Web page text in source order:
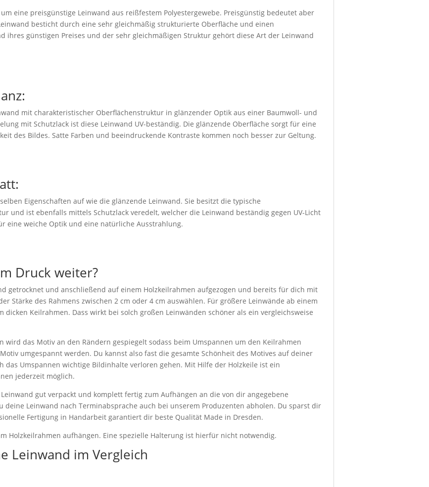
eine preisgünstige Leinwand aus reißfestem Polyestergewebe. Preisgünstig bedeutet aber
besticht durch eine sehr gleichmäßig strukturierte Oberfläche und einen
ihres günstigen Preises und der sehr gleichmäßigen Struktur gehört diese Art der Leinwand
mit charakteristischer Oberflächenstruktur in glänzender Optik aus einer Baumwoll- und
mit Schutzlack ist diese Leinwand UV-beständig. Die glänzende Oberfläche sorgt für eine
des Bildes. Satte Farben und beeindruckende Kontraste kommen noch besser zur Geltung.
Eigenschaften auf wie die glänzende Leinwand. Sie besitzt die typische
und ist ebenfalls mittels Schutzlack veredelt, welcher die Leinwand beständig gegen UV-Licht
eine weiche Optik und eine natürliche Ausstrahlung.
Druck weiter?
getrocknet und anschließend auf einem Holzkeilrahmen aufgezogen und bereits für dich mit
Stärke des Rahmens zwischen 2 cm oder 4 cm auswählen. Für größere Leinwände ab einem
dicken Keilrahmen. Dass wirkt bei solch großen Leinwänden schöner als ein vergleichsweise
wird das Motiv an den Rändern gespiegelt sodass beim Umspannen um den Keilrahmen
umgespannt werden. Du kannst also fast die gesamte Schönheit des Motives auf deiner
das Umspannen wichtige Bildinhalte verloren gehen. Mit Hilfe der Holzkeile ist ein
jederzeit möglich.
gut verpackt und komplett fertig zum Aufhängen an die von dir angegebene
deine Leinwand nach Terminabsprache auch bei unserem Produzenten abholen. Du sparst dir
Fertigung in Handarbeit garantiert dir beste Qualität Made in Dresden.
Holzkeilrahmen aufhängen. Eine spezielle Halterung ist hierfür nicht notwendig.
Leinwand im Vergleich